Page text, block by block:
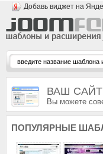
Добавь виджет на
ВАШ САЙТ
Вы можете
ПОПУЛЯРНЫЕ